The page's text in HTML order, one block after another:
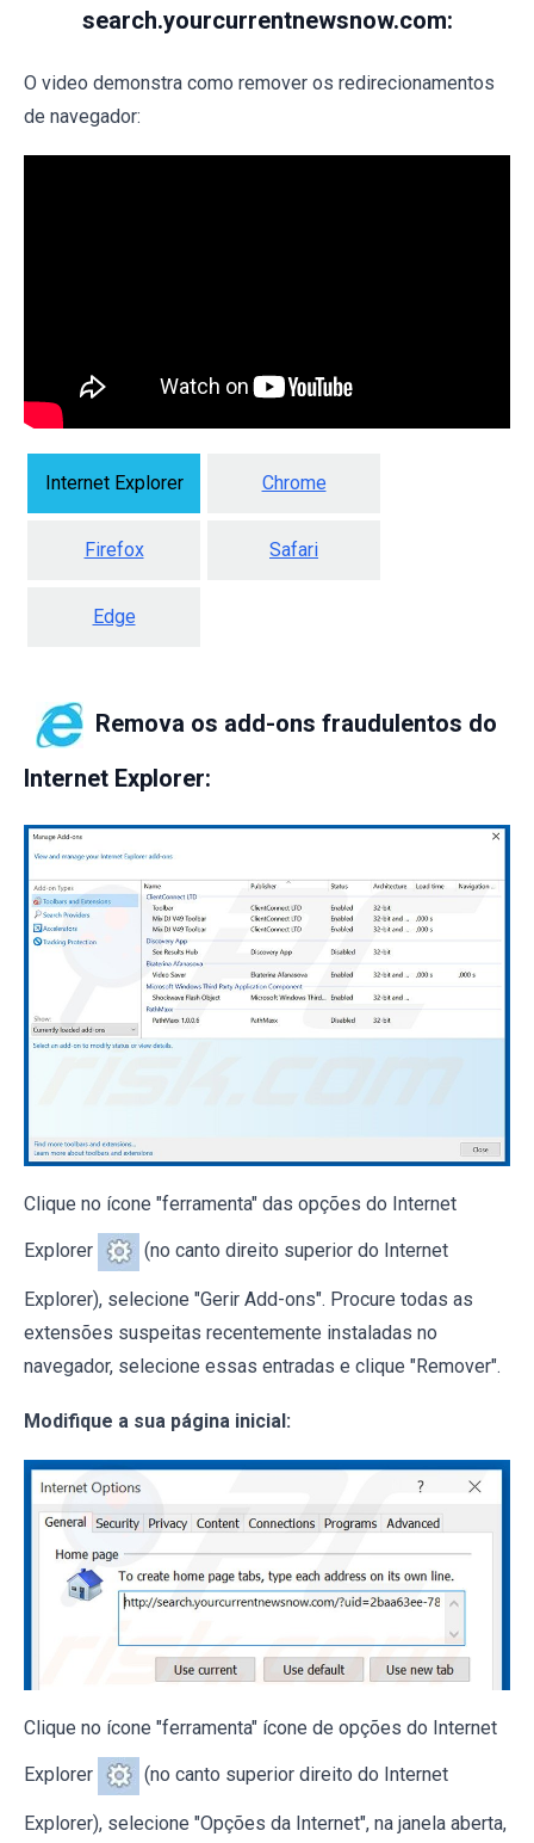
search.yourcurrentnewsnow.com:
O video demonstra como remover os redirecionamentos
de navegador:
Internet Explorer Chrome
Firefox Safari
Edge
Remova os add-ons fraudulentos do
Internet Explorer:
Clique no ícone "ferramenta" das opções do Internet
Explorer (no canto direito superior do Internet
Explorer), selecione "Gerir Add-ons". Procure todas as
extensões suspeitas recentemente instaladas no
navegador, selecione essas entradas e clique "Remover".
Modifique a sua página inicial:
Clique no ícone "ferramenta" ícone de opções do Internet
Explorer (no canto superior direito do Internet
Explorer), selecione "Opções da Internet", na janela aberta,